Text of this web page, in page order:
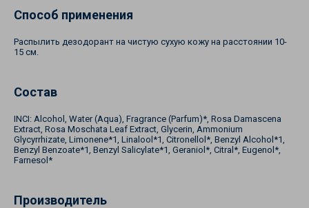
Способ применения
Распылить дезодорант на чистую сухую кожу на расстоянии 10-
15 см.
Состав
INCI: Alcohol, Water (Aqua), Fragrance (Parfum)*, Rosa Damascena
Extract, Rosa Moschata Leaf Extract, Glycerin, Ammonium
Glycyrrhizate, Limonene*1, Linalool*1, Citronellol*, Benzyl Alcohol*1,
Benzyl Benzoate*1, Benzyl Salicylate*1, Geraniol*, Citral*, Eugenol*,
Farnesol*
Производитель